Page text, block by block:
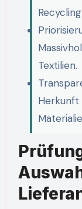
Textilien.
Herkunft